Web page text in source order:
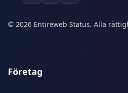
© 2026 Entireweb Status. Alla
Företag